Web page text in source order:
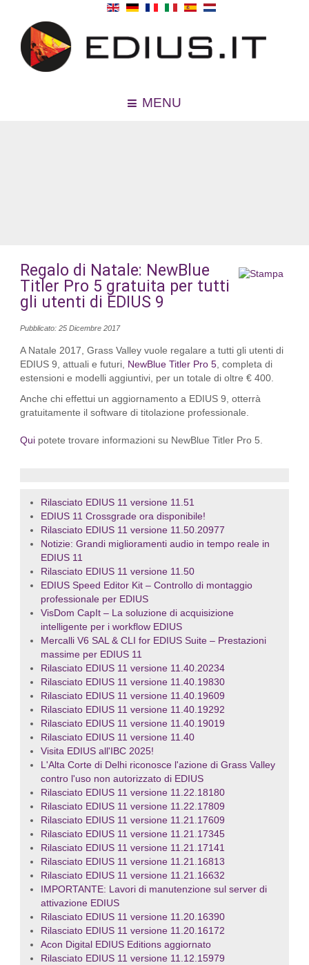
MENU
Regalo di Natale: NewBlue
Titler Pro 5 gratuita per tutti
gli utenti di EDIUS 9
Pubblicato: 25 Dicembre 2017
A Natale 2017, Grass Valley vuole regalare a tutti gli utenti di
EDIUS 9, attuali e futuri, NewBlue Titler Pro 5, completa di
estensioni e modelli aggiuntivi, per un totale di oltre € 400.
Anche chi effettui un aggiornamento a EDIUS 9, otterrà
gratuitamente il software di titolazione professionale.
Quipotete trovare informazioni su NewBlue Titler Pro 5.
Rilasciato EDIUS 11 versione 11.51
EDIUS 11 Crossgrade ora disponibile!
Rilasciato EDIUS 11 versione 11.50.20977
Notizie: Grandi miglioramenti audio in tempo reale in
EDIUS 11
Rilasciato EDIUS 11 versione 11.50
EDIUS Speed Editor Kit – Controllo di montaggio
professionale per EDIUS
VisDom CapIt – La soluzione di acquisizione
intelligente per i workflow EDIUS
Mercalli V6 SAL & CLI for EDIUS Suite – Prestazioni
massime per EDIUS 11
Rilasciato EDIUS 11 versione 11.40.20234
Rilasciato EDIUS 11 versione 11.40.19830
Rilasciato EDIUS 11 versione 11.40.19609
Rilasciato EDIUS 11 versione 11.40.19292
Rilasciato EDIUS 11 versione 11.40.19019
Rilasciato EDIUS 11 versione 11.40
Visita EDIUS all'IBC 2025!
L'Alta Corte di Delhi riconosce l'azione di Grass Valley
contro l'uso non autorizzato di EDIUS
Rilasciato EDIUS 11 versione 11.22.18180
Rilasciato EDIUS 11 versione 11.22.17809
Rilasciato EDIUS 11 versione 11.21.17609
Rilasciato EDIUS 11 versione 11.21.17345
Rilasciato EDIUS 11 versione 11.21.17141
Rilasciato EDIUS 11 versione 11.21.16813
Rilasciato EDIUS 11 versione 11.21.16632
IMPORTANTE: Lavori di manutenzione sul server di
attivazione EDIUS
Rilasciato EDIUS 11 versione 11.20.16390
Rilasciato EDIUS 11 versione 11.20.16172
Acon Digital EDIUS Editions aggiornato
Rilasciato EDIUS 11 versione 11.12.15979